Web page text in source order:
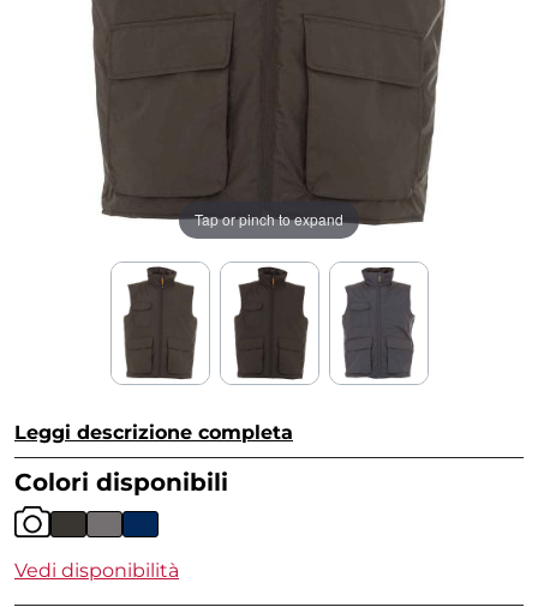
Tap or pinch to expand
Leggi descrizione completa
Colori disponibili
Vedi disponibilità